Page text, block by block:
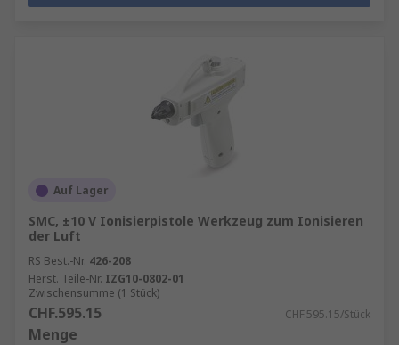
Auf Lager
SMC, ±10 V Ionisierpistole Werkzeug zum Ionisieren
der Luft
RS Best.-Nr. 426-208
Herst. Teile-Nr. IZG10-0802-01
Zwischensumme (1 Stück)
CHF.595.15 CHF.595.15/Stück
Menge